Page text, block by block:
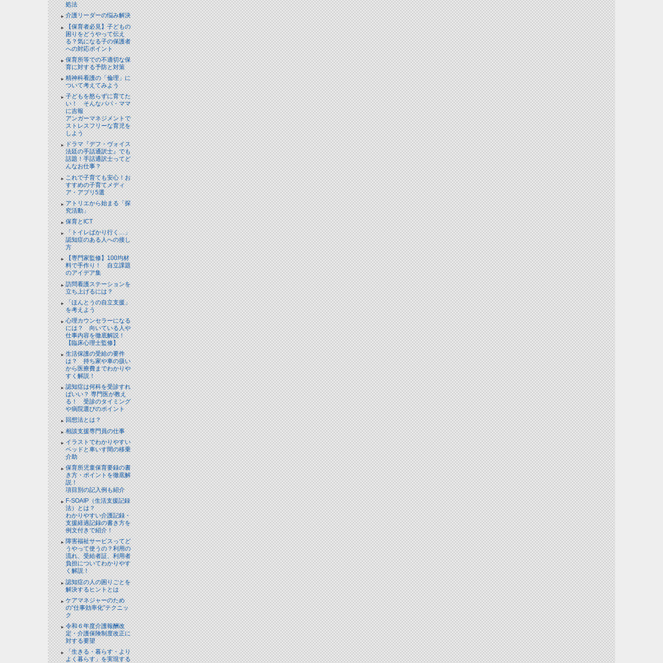
処法
介護リーダーの悩み解決
【保育者必見】子どもの
困りをどうやって伝え
る？気になる子の保護者
への対応ポイント
保育所等での不適切な保
育に対する予防と対策
精神科看護の「倫理」に
ついて考えてみよう
子どもを怒らずに育てた
い！ そんなパパ・ママ
に吉報
アンガーマネジメントで
ストレスフリーな育児を
しよう
ドラマ『デフ・ヴォイス
法廷の手話通訳士』でも
話題！手話通訳士ってど
んなお仕事？
これで子育ても安心！お
すすめの子育てメディ
ア・アプリ5選
アトリエから始まる「探
究活動」
保育とICT
「トイレばかり行く…」
認知症のある人への接し
方
【専門家監修】100均材
料で手作り！ 自立課題
のアイデア集
訪問看護ステーションを
立ち上げるには？
「ほんとうの自立支援」
を考えよう
心理カウンセラーになる
には？ 向いている人や
仕事内容を徹底解説！
【臨床心理士監修】
生活保護の受給の要件
は？ 持ち家や車の扱い
から医療費までわかりや
すく解説！
認知症は何科を受診すれ
ばいい？ 専門医が教え
る！ 受診のタイミング
や病院選びのポイント
回想法とは？
相談支援専門員の仕事
イラストでわかりやすい
ベッドと⾞いす間の移乗
介助
保育所児童保育要録の書
き方・ポイントを徹底解
説！
項目別の記入例も紹介
F-SOAIP（生活支援記録
法）とは？
わかりやすい介護記録・
支援経過記録の書き方を
例文付きで紹介！
障害福祉サービスってど
うやって使うの？利用の
流れ、受給者証、利用者
負担についてわかりやす
く解説！
認知症の人の困りごとを
解決するヒントとは
ケアマネジャーのため
の“仕事効率化”テクニッ
ク
令和６年度介護報酬改
定・介護保険制度改正に
対する要望
「生きる・暮らす・より
よく暮らす」を実現する